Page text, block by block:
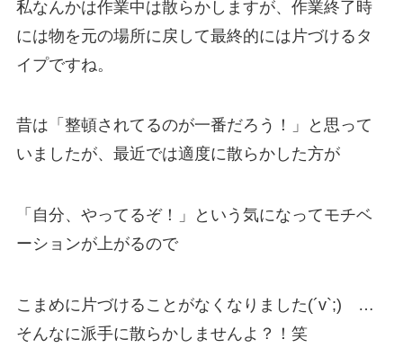
私なんかは作業中は散らかしますが、作業終了時
には物を元の場所に戻して最終的には片づけるタ
イプですね。
昔は「整頓されてるのが一番だろう！」と思って
いましたが、最近では適度に散らかした方が
「自分、やってるぞ！」という気になってモチベ
ーションが上がるので
こまめに片づけることがなくなりました(´v`;) …
そんなに派手に散らかしませんよ？！笑